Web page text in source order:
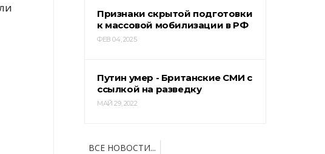
Признаки скрытой подготовки
к массовой мобилизации в РФ
ФЕВ 04, 2025
Путин умер - Британские СМИ с
ссылкой на разведку
МАЙ 29, 2022
ВСЕ НОВОСТИ...